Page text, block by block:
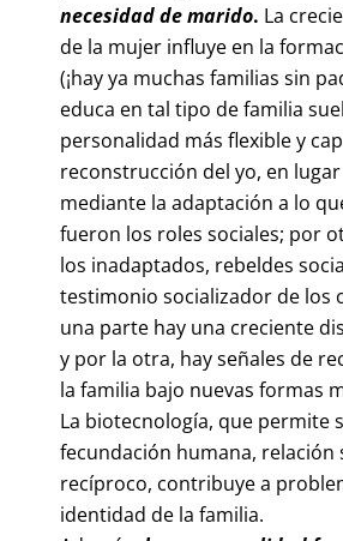
necesidad de marido. La
de la mujer influye en la
(¡hay ya muchas familias sin
educa en tal tipo de familia
personalidad más flexible y
reconstrucción del yo, en
mediante la adaptación a lo
fueron los roles sociales; por
los inadaptados, rebeldes
testimonio socializador de los
una parte hay una creciente
y por la otra, hay señales de
la familia bajo nuevas formas
La biotecnología, que permite
fecundación humana, relación
recíproco, contribuye a
identidad de la familia.